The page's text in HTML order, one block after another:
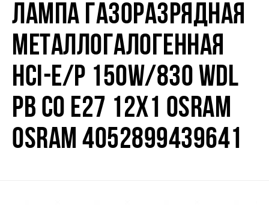
ЛАМПА ГАЗОРАЗРЯДНАЯ
МЕТАЛЛОГАЛОГЕННАЯ
HCI-E/P 150W/830 WDL
PB CO E27 12X1 OSRAM
OSRAM 4052899439641